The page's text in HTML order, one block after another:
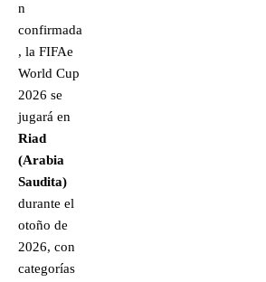
n
confirmada
, la FIFAe
World Cup
2026 se
jugará en
Riad
(Arabia
Saudita)
durante el
otoño de
2026, con
categorías